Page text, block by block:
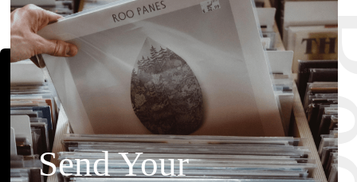
Send Your